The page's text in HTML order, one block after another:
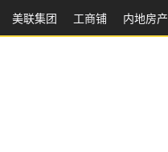
美联集团 工商铺 内地房产